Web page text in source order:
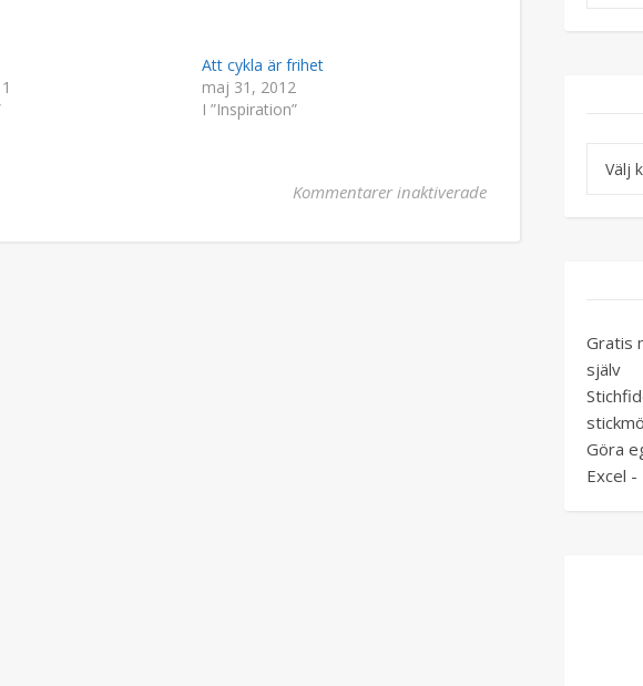
Att cykla är frihet
maj 31, 2012
I ”Inspiration”
Kommentarer inaktiveradeför Romantisk virkad
Gratis
själv
Göra
Excel